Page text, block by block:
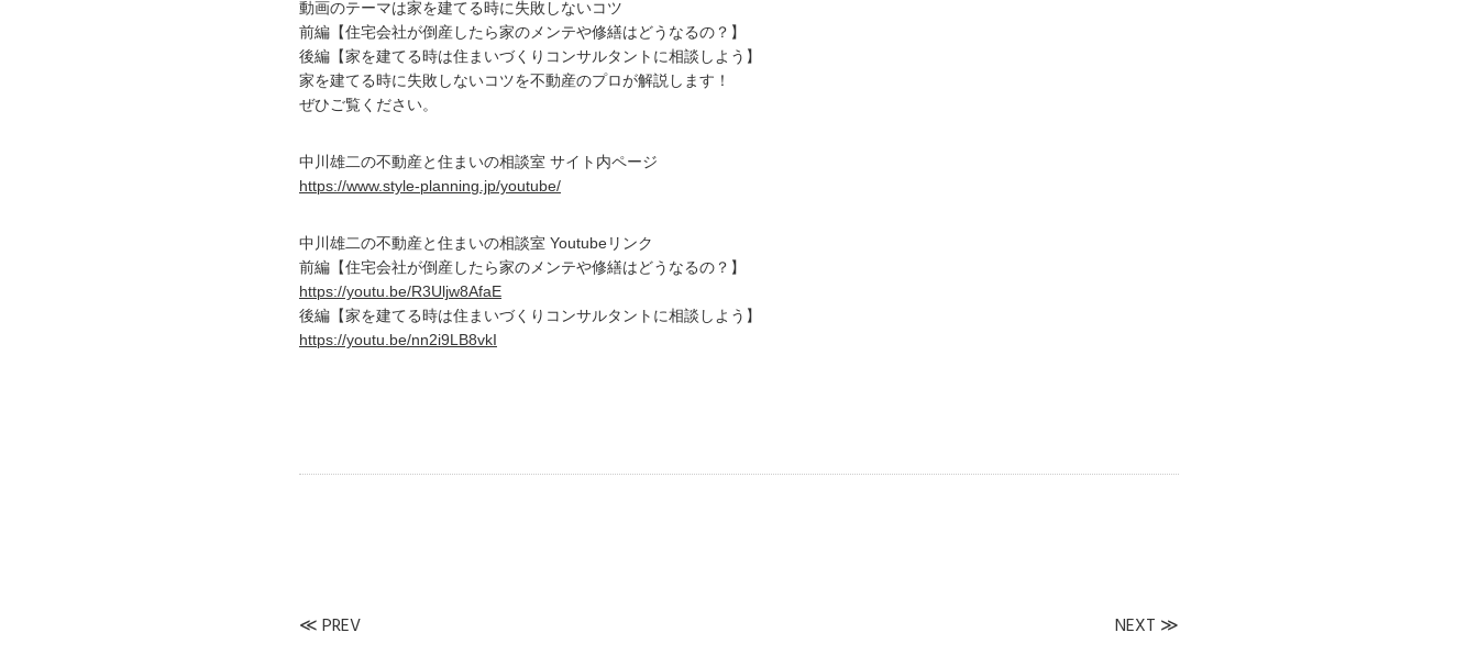
動画のテーマは家を建てる時に失敗しないコツ
前編【住宅会社が倒産したら家のメンテや修繕はどうなるの？】
後編【家を建てる時は住まいづくりコンサルタントに相談しよう】
家を建てる時に失敗しないコツを不動産のプロが解説します！
ぜひご覧ください。
中川雄二の不動産と住まいの相談室 サイト内ページ
https://www.style-planning.jp/youtube/
中川雄二の不動産と住まいの相談室 Youtubeリンク
前編【住宅会社が倒産したら家のメンテや修繕はどうなるの？】
https://youtu.be/R3Uljw8AfaE
後編【家を建てる時は住まいづくりコンサルタントに相談しよう】
https://youtu.be/nn2i9LB8vkI
≪PREV NEXT ≫